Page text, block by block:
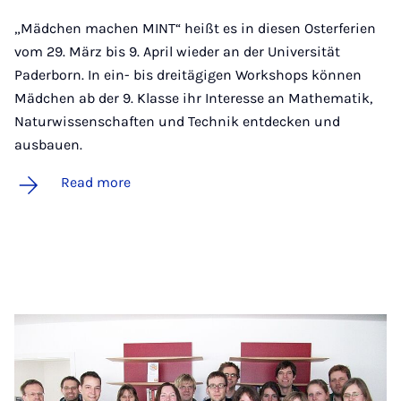
„Mädchen machen MINT“ heißt es in diesen Osterferien
vom 29. März bis 9. April wieder an der Universität
Paderborn. In ein- bis dreitägigen Workshops können
Mädchen ab der 9. Klasse ihr Interesse an Mathematik,
Naturwissenschaften und Technik entdecken und
ausbauen.
Read more